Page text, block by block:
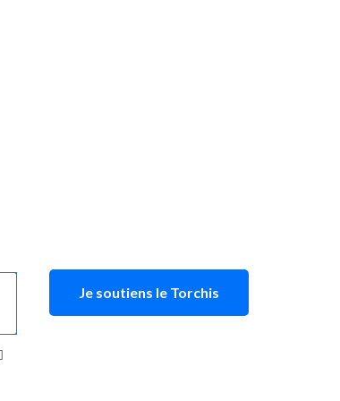
Je soutiens le Torchis